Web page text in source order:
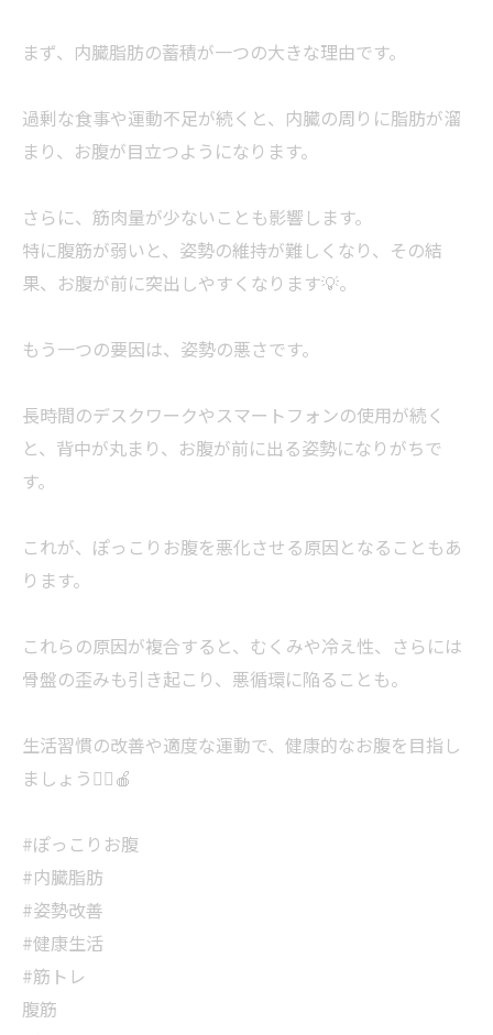
まず、内臓脂肪の蓄積が一つの大きな理由です。
過剰な食事や運動不足が続くと、内臓の周りに脂肪が溜
まり、お腹が目立つようになります。
さらに、筋肉量が少ないことも影響します。
特に腹筋が弱いと、姿勢の維持が難しくなり、その結
果、お腹が前に突出しやすくなります💡。
もう一つの要因は、姿勢の悪さです。
長時間のデスクワークやスマートフォンの使用が続く
と、背中が丸まり、お腹が前に出る姿勢になりがちで
す。
これが、ぽっこりお腹を悪化させる原因となることもあ
ります。
これらの原因が複合すると、むくみや冷え性、さらには
骨盤の歪みも引き起こり、悪循環に陥ることも。
生活習慣の改善や適度な運動で、健康的なお腹を目指し
ましょう🏃‍♂️🍎
#ぽっこりお腹
#内臓脂肪
#姿勢改善
#健康生活
#筋トレ
腹筋